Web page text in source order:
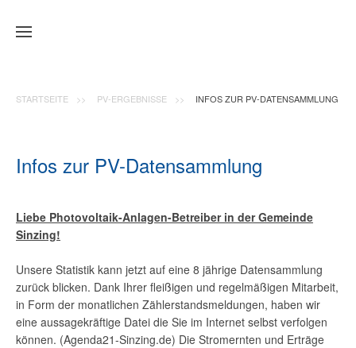
Zum Hauptinhalt springen
STARTSEITE PV-ERGEBNISSE INFOS ZUR PV-DATENSAMMLUNG
Infos zur PV-Datensammlung
Liebe Photovoltaik-Anlagen-Betreiber in der Gemeinde
Sinzing!
Unsere Statistik kann jetzt auf eine 8 jährige Datensammlung
zurück blicken. Dank Ihrer fleißigen und regelmäßigen Mitarbeit,
in Form der monatlichen Zählerstandsmeldungen, haben wir
eine aussagekräftige Datei die Sie im Internet selbst verfolgen
können. (Agenda21-Sinzing.de) Die Stromernten und Erträge